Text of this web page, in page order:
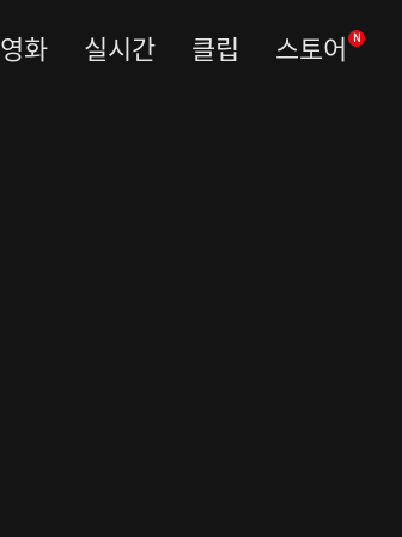
영화 실시간 클립 스토어 N